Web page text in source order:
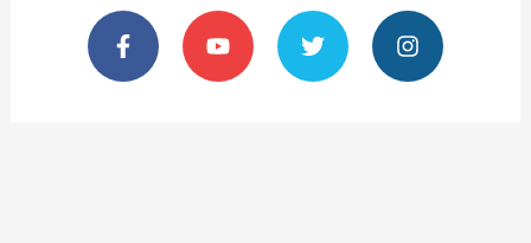
F
a
c
e
Y
o
u
t
T
w
i
t
I
n
s
t